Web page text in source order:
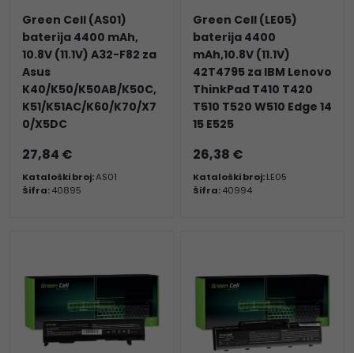
Green Cell (AS01)
baterija 4400 mAh,
10.8V (11.1V) A32-F82 za
Asus
K40/K50/K50AB/K50C,
K51/K51AC/K60/K70/X7
0/X5DC
27,84 €
Kataloški broj:AS01
Šifra:40895
Green Cell (LE05)
baterija 4400
mAh,10.8V (11.1V)
42T4795 za IBM Lenovo
ThinkPad T410 T420
T510 T520 W510 Edge 14
15 E525
26,38 €
Kataloški broj:LE05
Šifra:40994